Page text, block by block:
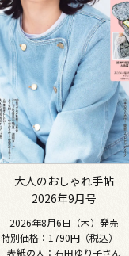
大人のおしゃれ手帖
2026年9月号
2026年8月6日（木）発売
特別価格：1790円（税込）
表紙の人：石田ゆり子さん